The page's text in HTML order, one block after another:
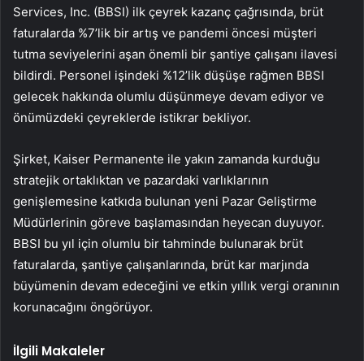
Services, Inc. (BBSI) ilk çeyrek kazanç çağrısında, brüt
faturalarda %7’lik bir artış ve pandemi öncesi müşteri
tutma seviyelerini aşan önemli bir şantiye çalışanı ilavesi
bildirdi. Personel işindeki %12’lik düşüşe rağmen BBSI
gelecek hakkında olumlu düşünmeye devam ediyor ve
önümüzdeki çeyreklerde istikrar bekliyor.
Şirket, Kaiser Permanente ile yakın zamanda kurduğu
stratejik ortaklıktan ve pazardaki varlıklarının
genişlemesine katkıda bulunan yeni Pazar Geliştirme
Müdürlerinin göreve başlamasından heyecan duyuyor.
BBSI bu yıl için olumlu bir tahminde bulunarak brüt
faturalarda, şantiye çalışanlarında, brüt kar marjında
büyümenin devam edeceğini ve etkin yıllık vergi oranının
korunacağını öngörüyor.
İlgili Makaleler